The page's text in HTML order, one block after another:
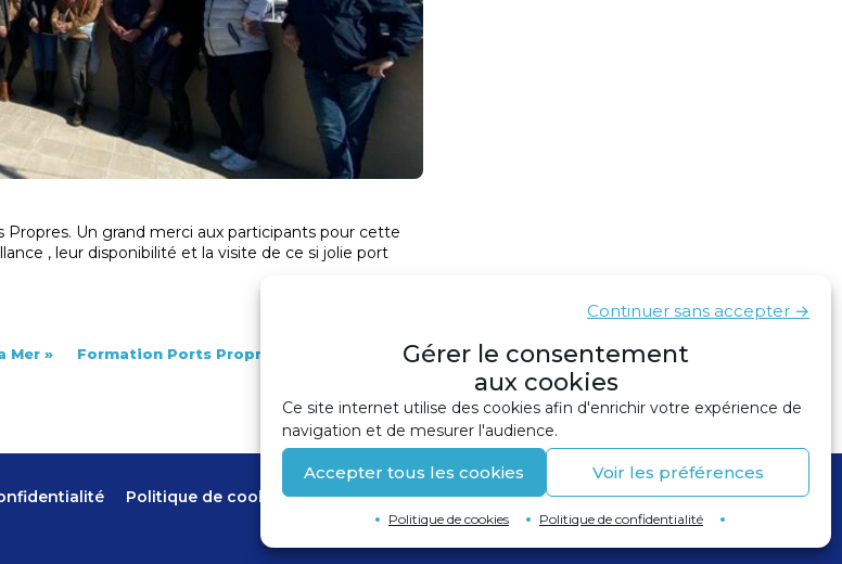
Gérer le consentement
aux cookies
Ce site internet utilise des cookies afin d'enrichir votre expérience de
navigation et de mesurer l'audience.
Accepter tous les cookies
Continuer sans accepter →
Voir les préférences
Politique de cookies Politique de confidentialité
Un grand merci aux participants pour cette
, leur disponibilité et la visite de ce si jolie port
Mer » Formation Ports Propres Actifs en Biodiversité du 19 mars 2024 à Port Fréjus
Politique de cookies (UE)
Retour en haut de page